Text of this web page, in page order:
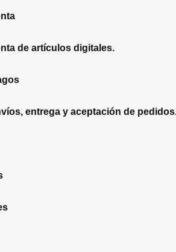
de artículos digitales.
entrega y aceptación de